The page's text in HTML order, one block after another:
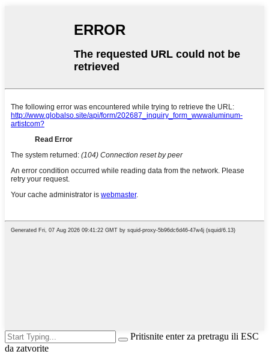
Pritisnite enter za pretragu ili ESC
da zatvorite